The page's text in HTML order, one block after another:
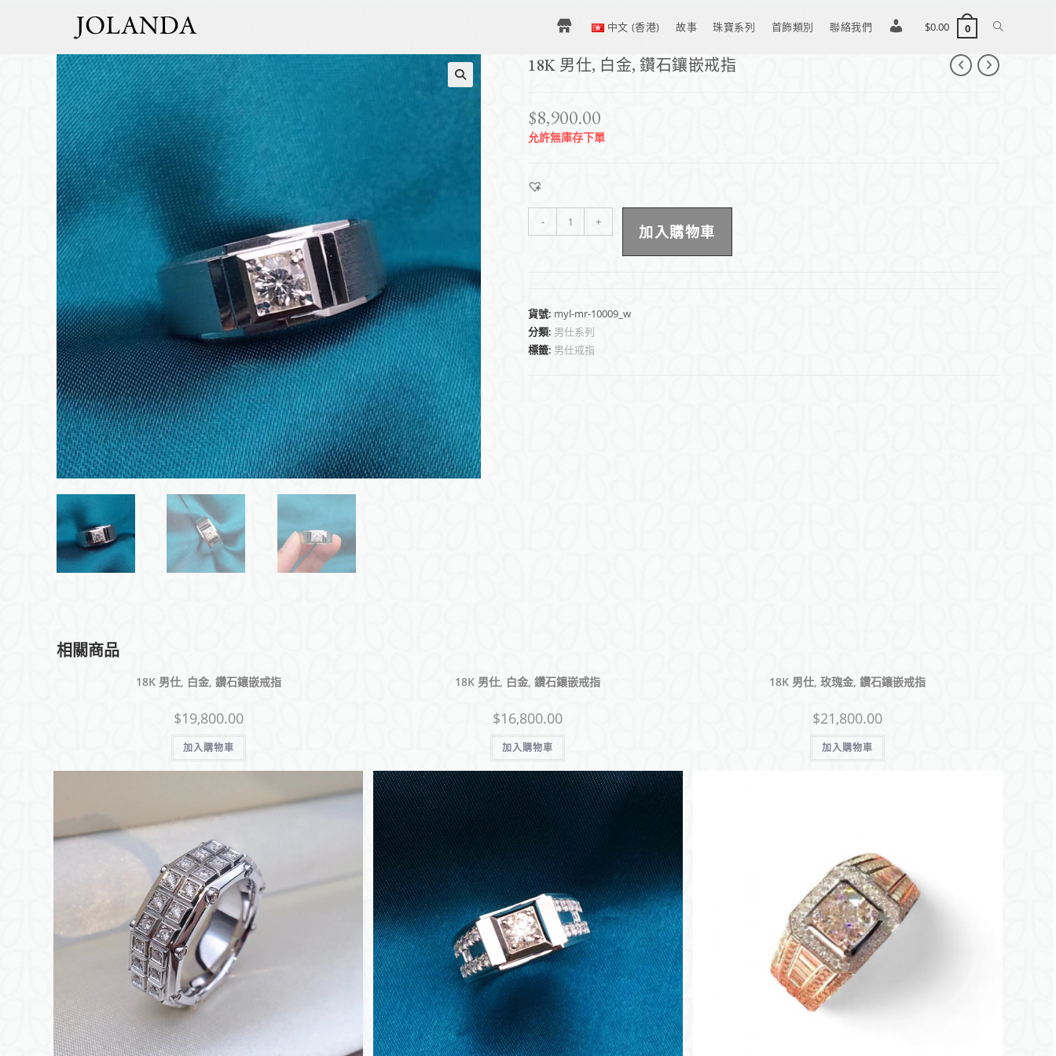
M
–
文
中文 (香港) 故事 珠寶系列 首飾類別 聯絡我們 $0.00 0
18K 男仕, 白金, 鑽石鑲嵌戒指
$8,900.00
允許無庫存下單
- +
加入購物車
貨號: myl-mr-10009_w
分類: 男仕系列
標籤: 男仕戒指
相關商品
18K 男仕, 白金, 鑽石鑲嵌戒指
$19,800.00
加入購物車
18K 男仕, 白金, 鑽石鑲嵌戒指
$16,800.00
加入購物車
18K 男仕, 玫瑰金, 鑽石鑲嵌戒指
$21,800.00
加入購物車